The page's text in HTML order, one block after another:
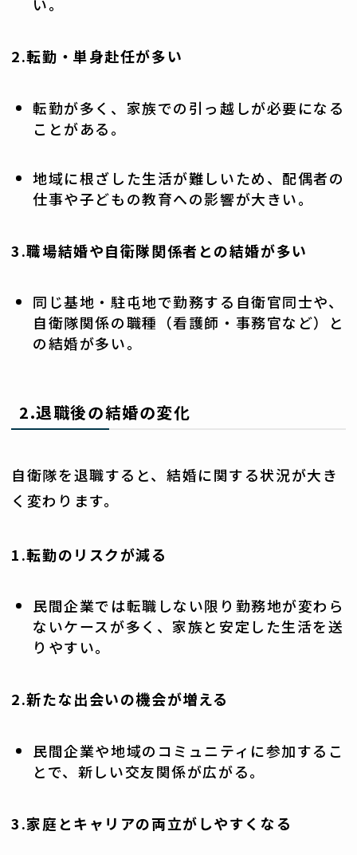
い。
2.転勤・単身赴任が多い
転勤が多く、家族での引っ越しが必要になる
ことがある。
地域に根ざした生活が難しいため、配偶者の
仕事や子どもの教育への影響が大きい。
3.職場結婚や自衛隊関係者との結婚が多い
同じ基地・駐屯地で勤務する自衛官同士や、
自衛隊関係の職種（看護師・事務官など）と
の結婚が多い。
2.退職後の結婚の変化
自衛隊を退職すると、結婚に関する状況が大き
く変わります。
1.転勤のリスクが減る
民間企業では転職しない限り勤務地が変わら
ないケースが多く、家族と安定した生活を送
りやすい。
2.新たな出会いの機会が増える
民間企業や地域のコミュニティに参加するこ
とで、新しい交友関係が広がる。
3.家庭とキャリアの両立がしやすくなる